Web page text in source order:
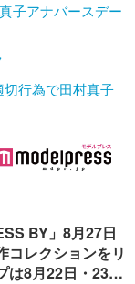
子アナバースデー
切行為で田村真子
BY」8月27日
コレクションをリ
は8月22日・23日